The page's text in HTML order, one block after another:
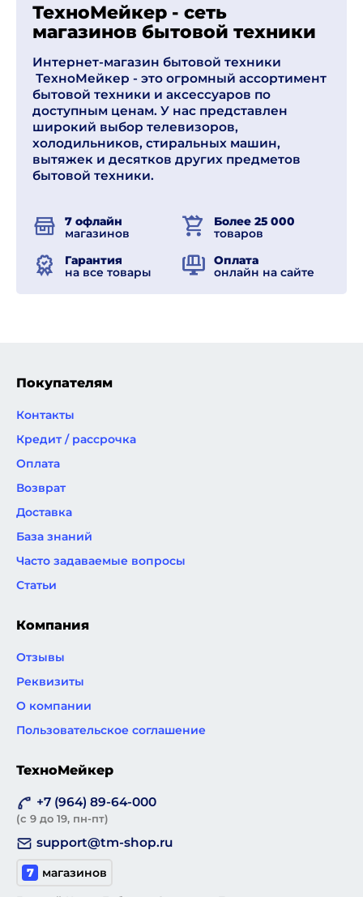
ТехноМейкер - сеть
магазинов бытовой техники
Интернет-магазин бытовой техники
ТехноМейкер - это огромный ассортимент
бытовой техники и аксессуаров по
доступным ценам. У нас представлен
широкий выбор телевизоров,
холодильников, стиральных машин,
вытяжек и десятков других предметов
бытовой техники.
7 офлайн
магазинов
Более 25 000
товаров
Гарантия
на все товары
Оплата
онлайн на сайте
Покупателям
Контакты
Кредит / рассрочка
Оплата
Возврат
Доставка
База знаний
Часто задаваемые вопросы
Статьи
Компания
Отзывы
Реквизиты
О компании
Пользовательское соглашение
ТехноМейкер
+7 (964) 89-64-000
(с 9 до 19, пн-пт)
support@tm-shop.ru
7 магазинов